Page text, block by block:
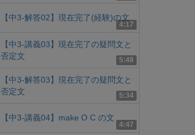
4:17
【中3-解答02】現在完了(経験)の文
5:48
【中3-講義03】現在完了の疑問文と
否定文
5:34
【中3-解答03】現在完了の疑問文と
否定文
4:47
【中3-講義04】make O C の文